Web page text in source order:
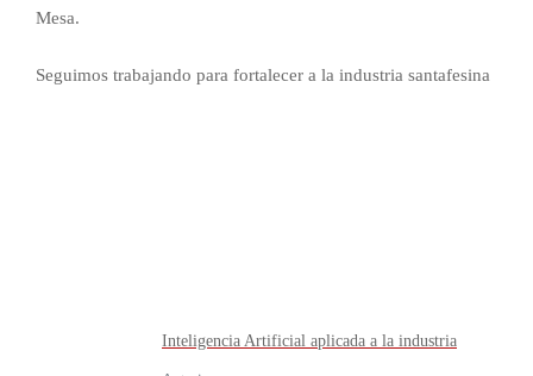
Mesa.
Seguimos trabajando para fortalecer a la industria santafesina
Inteligencia Artificial aplicada a la industria